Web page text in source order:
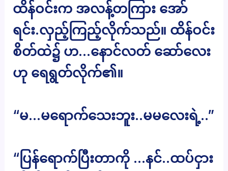
ထိန်ဝင်းက အလန့်တကြား အော်
ရင်း.လှည့်ကြည့်လိုက်သည်။ ထိန်ဝင်း
စိတ်ထဲ၌ ဟ…နောင်လတ် ဆော်လေး
ဟု ရေရွတ်လိုက်၏။
“မ…မရောက်သေးဘူး..မမလေးရဲ့..”
“ပြန်ရောက်ပြီးတာကို …နင်..ထပ်ငှား